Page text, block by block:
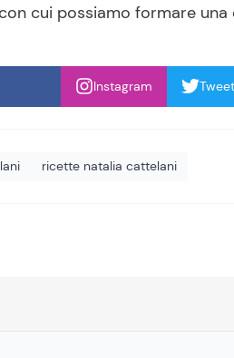
cui possiamo formare una
Instagram Tweet
ricette natalia cattelani